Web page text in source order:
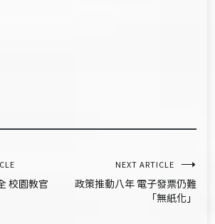
校園教官
NEXT ARTICLE
政策推動八年 電子發票仍難
「無紙化」